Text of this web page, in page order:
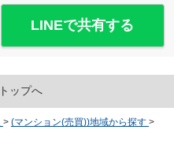
LINEで共有する
ップへ
> (マンション(売買))地域から探す >